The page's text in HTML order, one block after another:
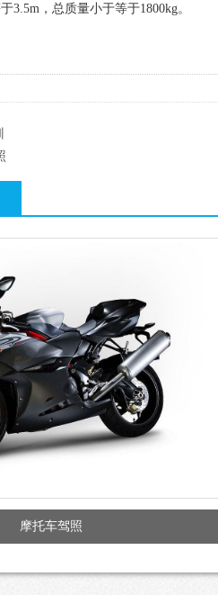
，总质量小于等于1800kg。
摩托车驾照